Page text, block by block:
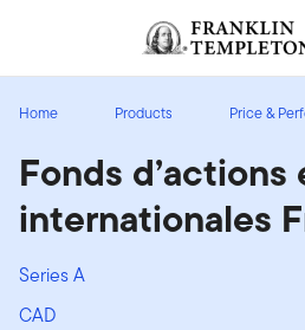
Header menu toggle
Ouverture de session
Home Products Price &
Fonds
internationales
Series A
CAD